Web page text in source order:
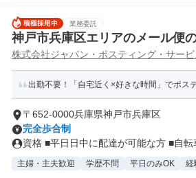
業務委託
神戸市兵庫区エリアのメール便
株式会社ジャパン・ポスティング・サービ
出勤不要！「自宅近く×好きな時間」でポス
〒652-0000兵庫県神戸市兵庫区
完全歩合制
資格 ■平日日中に配達が可能な方 ■自転
主婦・主夫歓迎 学歴不問 平日のみOK 経